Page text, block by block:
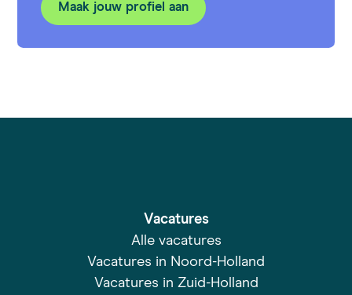
Maak jouw profiel aan
Vacatures
Alle vacatures
Vacatures in Noord-Holland
Vacatures in Zuid-Holland